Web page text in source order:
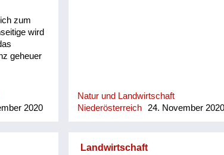
zum
wird
geheuer
2020
Natur und Landwirtschaft
Niederösterreich
24. November
Landwirtschaft